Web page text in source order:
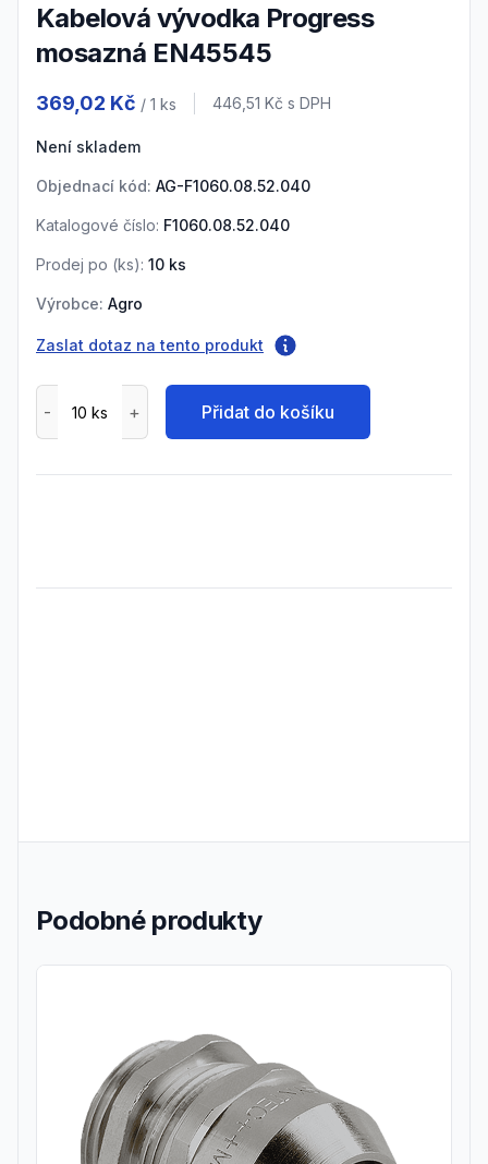
Kabelová vývodka Progress
mosazná EN45545
369,02 Kč / 1 ks Cena s DPH
446,51 Kč s DPH
Není skladem
Objednací kód: AG-F1060.08.52.040
Katalogové číslo: F1060.08.52.040
Prodej po (ks): 10 ks
Výrobce: Agro
Zaslat dotaz na tento produkt
Přidat do košíku
Podobné produkty